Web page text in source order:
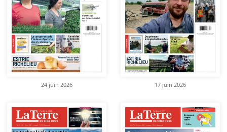
24 juin 2026 17 juin 2026